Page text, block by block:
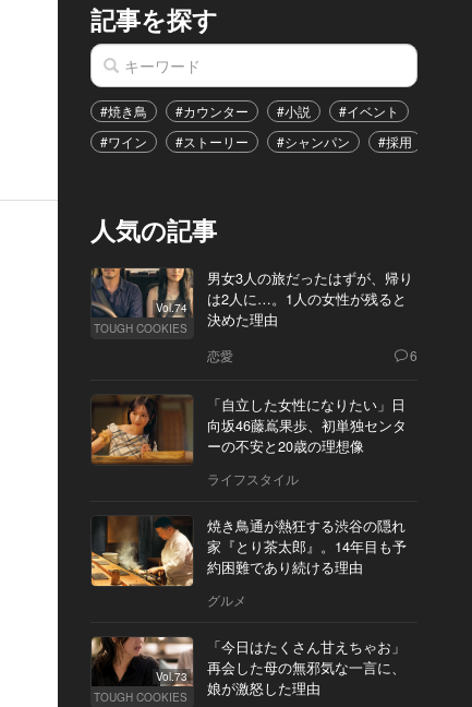
記事を探す
#焼き鳥 #カウンター #小説 #イベント
#ワイン
#ストーリー #シャンパン #採用
人気の記事
Vol.74
TOUGH COOKIES
男女3人の旅だったはずが、帰り
は2人に…。1人の女性が残ると
決めた理由
恋愛 6
「自立した女性になりたい」日
向坂46藤嶌果歩、初単独センタ
ーの不安と20歳の理想像
ライフスタイル
焼き鳥通が熱狂する渋谷の隠れ
家『とり茶太郎』。14年目も予
約困難であり続ける理由
グルメ
Vol.73
TOUGH COOKIES
「今日はたくさん甘えちゃお」
再会した母の無邪気な一言に、
娘が激怒した理由